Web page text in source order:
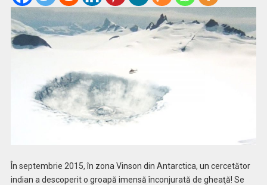
În septembrie 2015, în zona Vinson din Antarctica, un cercetător
indian a descoperit o groapă imensă înconjurată de gheaţă! Se